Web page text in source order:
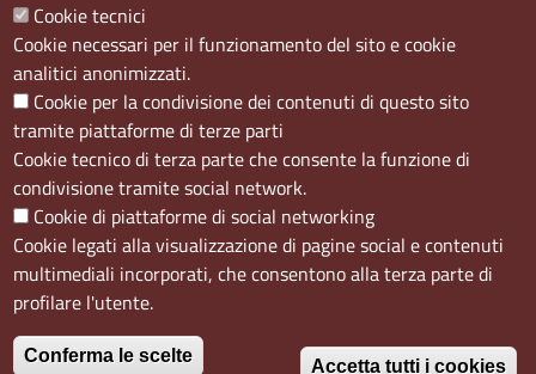
Il venerdì dalle ore 8.50 alle ore 11.00
Social
Menù privacy
Cookie Note Legali Accesso riservato
Cookie tecnici
Cookie necessari per il funzionamento del sito e cookie
analitici anonimizzati.
Cookie per la condivisione dei contenuti di questo sito
tramite piattaforme di terze parti
Cookie tecnico di terza parte che consente la funzione di
condivisione tramite social network.
Cookie di piattaforme di social networking
Cookie legati alla visualizzazione di pagine social e contenuti
multimediali incorporati, che consentono alla terza parte di
profilare l'utente.
Conferma le scelte
Accetta tutti i cookies